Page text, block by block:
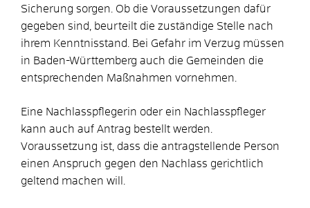
Sicherung sorgen. Ob die Voraussetzungen dafür
gegeben sind, beurteilt die zuständige Stelle nach
ihrem Kenntnisstand.
Bei Gefahr im Verzug müssen
in Baden-Württemberg auch die Gemeinden die
entsprechenden Maßnahmen vornehmen.
Eine Nachlasspflegerin oder ein Nachlasspfleger
kann auch auf Antrag bestellt werden.
Voraussetzung ist, dass die antragstellende Person
einen Anspruch gegen den Nachlass gerichtlich
geltend machen will.